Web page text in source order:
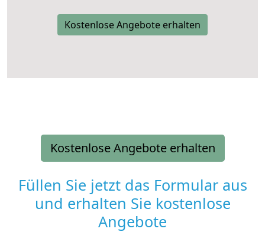
Kostenlose Angebote erhalten
Kostenlose Angebote erhalten
Füllen Sie jetzt das Formular aus
und erhalten Sie kostenlose
Angebote